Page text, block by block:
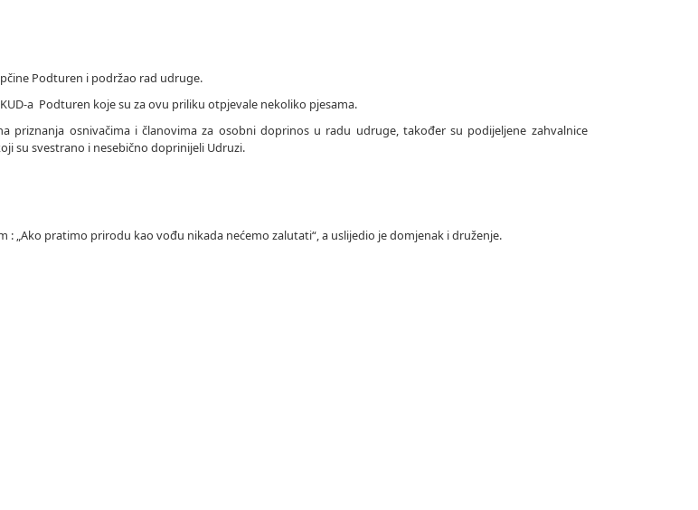
Podturen i podržao rad udruge.
a Podturen koje su za ovu priliku otpjevale nekoliko pjesama.
priznanja osnivačima i članovima za osobni doprinos u radu udruge, također su podijeljene zahvalnice
su svestrano i nesebično doprinijeli Udruzi.
: „Ako pratimo prirodu kao vođu nikada nećemo zalutati“, a uslijedio je domjenak i druženje.